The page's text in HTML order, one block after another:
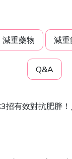
減重藥物 減重
Q&A
招有效對抗肥胖